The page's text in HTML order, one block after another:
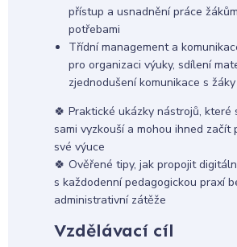
přístup a usnadnění práce
potřebami
Třídní management a
pro organizaci výuky, sdílení
zjednodušení komunikace s
🍀 Praktické ukázky nástrojů, které
sami vyzkouší a mohou ihned začít
své výuce
🍀 Ověřené tipy, jak propojit
s každodenní pedagogickou praxí
administrativní zátěže
Vzdělávací cíl